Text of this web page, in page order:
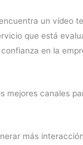
un vídeo
que está
en la
mejores canales
más